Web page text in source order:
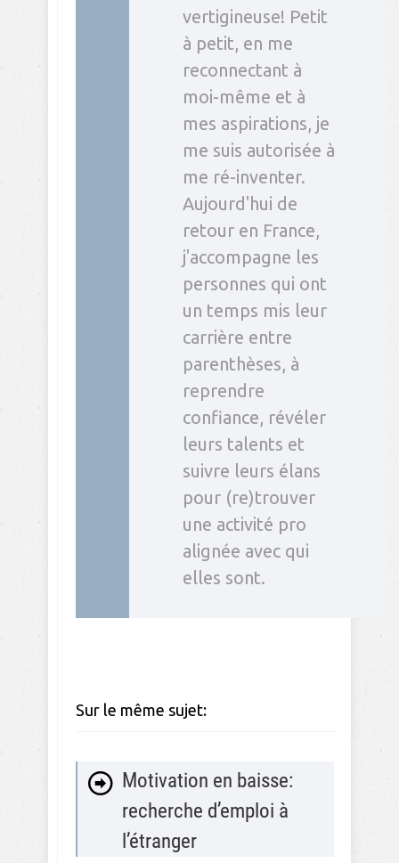
vertigineuse! Petit
à petit, en me
reconnectant à
moi-même et à
mes aspirations, je
me suis autorisée à
me ré-inventer.
Aujourd'hui de
retour en France,
j'accompagne les
personnes qui ont
un temps mis leur
carrière entre
parenthèses, à
reprendre
confiance, révéler
leurs talents et
suivre leurs élans
pour (re)trouver
une activité pro
alignée avec qui
elles sont.
Sur le même sujet:
Motivation en baisse:
recherche d’emploi à
l’étranger